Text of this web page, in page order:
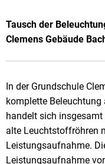
Tausch der
Clemens Gebäude
In der Grundschule
komplette Beleuchtung
handelt sich
alte Leuchtstoffröhren
Leistungsaufnahme.
Leistungsaufnahme